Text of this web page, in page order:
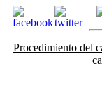
Procedimiento del